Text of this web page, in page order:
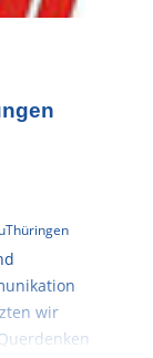
Thüringen
wir